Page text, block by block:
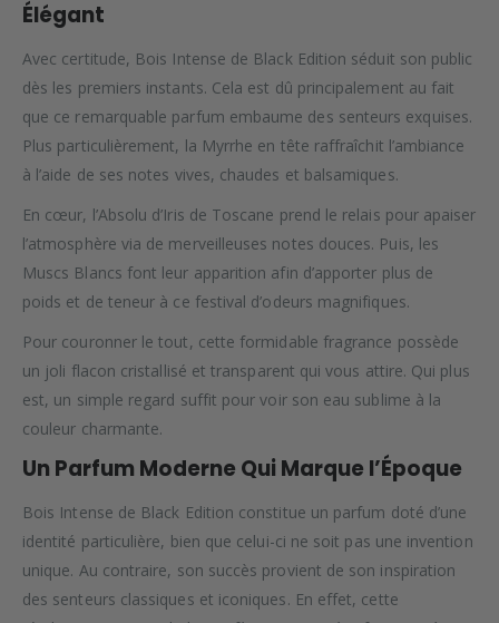
Élégant
Avec certitude, Bois Intense de Black Edition séduit son public
dès les premiers instants. Cela est dû principalement au fait
que ce remarquable parfum embaume des senteurs exquises.
Plus particulièrement, la Myrrhe en tête raffraîchit l’ambiance
à l’aide de ses notes vives, chaudes et balsamiques.
En cœur, l’Absolu d’Iris de Toscane prend le relais pour apaiser
l’atmosphère via de merveilleuses notes douces. Puis, les
Muscs Blancs font leur apparition afin d’apporter plus de
poids et de teneur à ce festival d’odeurs magnifiques.
Pour couronner le tout, cette formidable fragrance possède
un joli flacon cristallisé et transparent qui vous attire. Qui plus
est, un simple regard suffit pour voir son eau sublime à la
couleur charmante.
Un Parfum Moderne Qui Marque l’Époque
Bois Intense de Black Edition constitue un parfum doté d’une
identité particulière, bien que celui-ci ne soit pas une invention
unique. Au contraire, son succès provient de son inspiration
des senteurs classiques et iconiques. En effet, cette